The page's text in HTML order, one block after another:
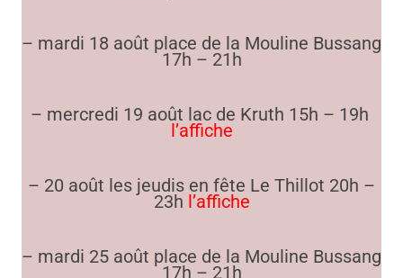
– mardi 18 août place de la Mouline Bussang
17h – 21h
– mercredi 19 août lac de Kruth 15h – 19h
l’affiche
– 20 août les jeudis en fête Le Thillot 20h –
23h l’affiche
– mardi 25 août place de la Mouline Bussang
17h – 21h